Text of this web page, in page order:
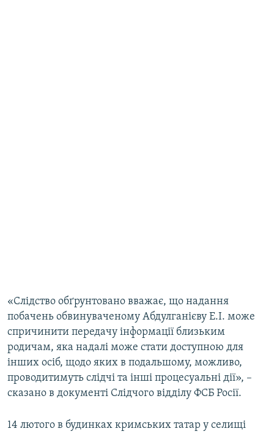
«Слідство обґрунтовано вважає, що надання
побачень обвинуваченому Абдулганієву Е.І. може
спричинити передачу інформації близьким
родичам, яка надалі може стати доступною для
інших осіб, щодо яких в подальшому, можливо,
проводитимуть слідчі та інші процесуальні дії», –
сказано в документі Слідчого відділу ФСБ Росії.
14 лютого в будинках кримських татар у селищі